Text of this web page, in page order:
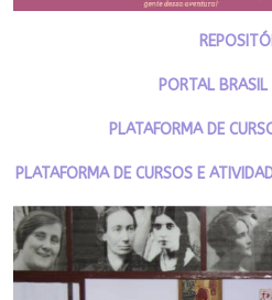
PORTAL
PLATAFORMA DE
PLATAFORMA DE CURSOS E